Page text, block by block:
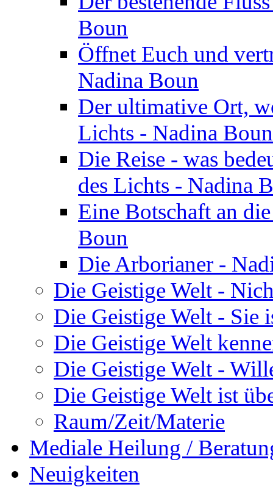
Boun
Öffnet Euch und
Nadina Boun
Der ultimative Ort,
Lichts - Nadina Boun
Die Reise - was
des Lichts - Nadina
Eine Botschaft an
Boun
Die Arborianer -
Die Geistige Welt -
Die Geistige Welt - Sie
Die Geistige Welt
Die Geistige Welt -
Die Geistige Welt ist
Raum/Zeit/Materie
Mediale Heilung /
Neuigkeiten